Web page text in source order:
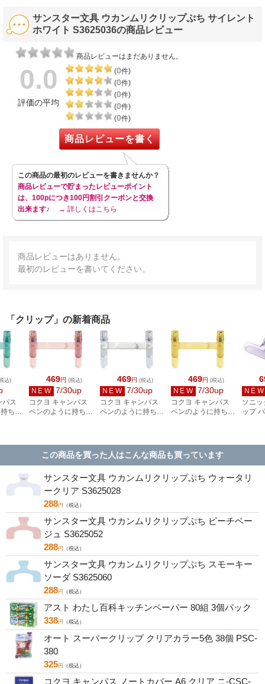
サンスター文具 ウカンムリクリップぷち サイレント
ホワイト S3625036の商品レビュー
商品レビューはまだありません。
0.0
評価の平均
(0件)
(0件)
(0件)
(0件)
(0件)
商品レビューを書く
この商品の最初のレビューを書きませんか？
商品レビューで貯まったレビューポイント
は、100pにつき100円割引クーポンと交換
出来ます♪
→ 詳しくはこちら
商品レビューはありません。
最初のレビューを書いてください。
「クリップ」の新着商品
469円 (税込)
NEW 7/30up
コクヨ キャンパス
ペンのように持ち運
469円 (税込)
NEW 7/30up
コクヨ キャンパス
ペンのように持ち運
469円 (税込)
NEW 7/30up
コクヨ キャンパス
ペンのように持ち運
NEW
ソニ
ップ
込)
パス
ち運
この商品を買った人はこんな商品も買っています
サンスター文具 ウカンムリクリップぷち ウォータリ
ークリア S3625028
288円 （税込）
サンスター文具 ウカンムリクリップぷち ピーチベー
ジュ S3625052
288円 （税込）
サンスター文具 ウカンムリクリップぷち スモーキー
ソーダ S3625060
288円 （税込）
アスト わたし百科キッチンペーパー 80組 3個パック
338円 （税込）
オート スーパークリップ クリアカラー5色 38個 PSC-
380
325円 （税込）
コクヨ キャンパス ノートカバー A6 クリア ニ-CSC-